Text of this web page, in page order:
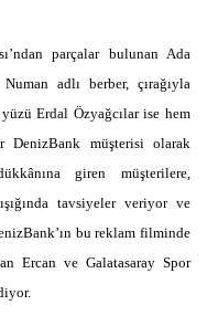
parçalar bulunan Ada
adlı berber, çırağıyla
Erdal Özyağcılar ise hem
DenizBank müşterisi olarak
giren müşterilere,
tavsiyeler veriyor ve
bu reklam filminde
Ercan ve Galatasaray Spor